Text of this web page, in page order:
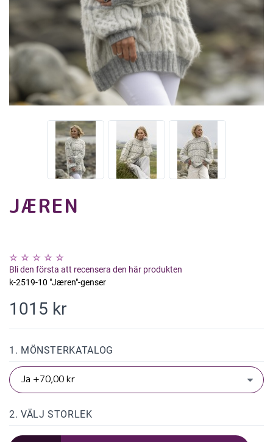
JÆREN
Bli den första att recensera den här produkten
k-2519-10 "Jæren"-genser
1015 kr
1. MÖNSTERKATALOG
2. VÄLJ STORLEK